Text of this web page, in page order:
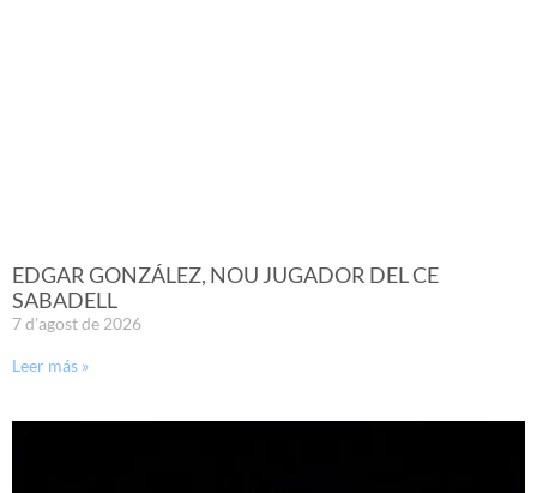
EDGAR GONZÁLEZ, NOU JUGADOR DEL CE
SABADELL
7 d'agost de 2026
Leer más »